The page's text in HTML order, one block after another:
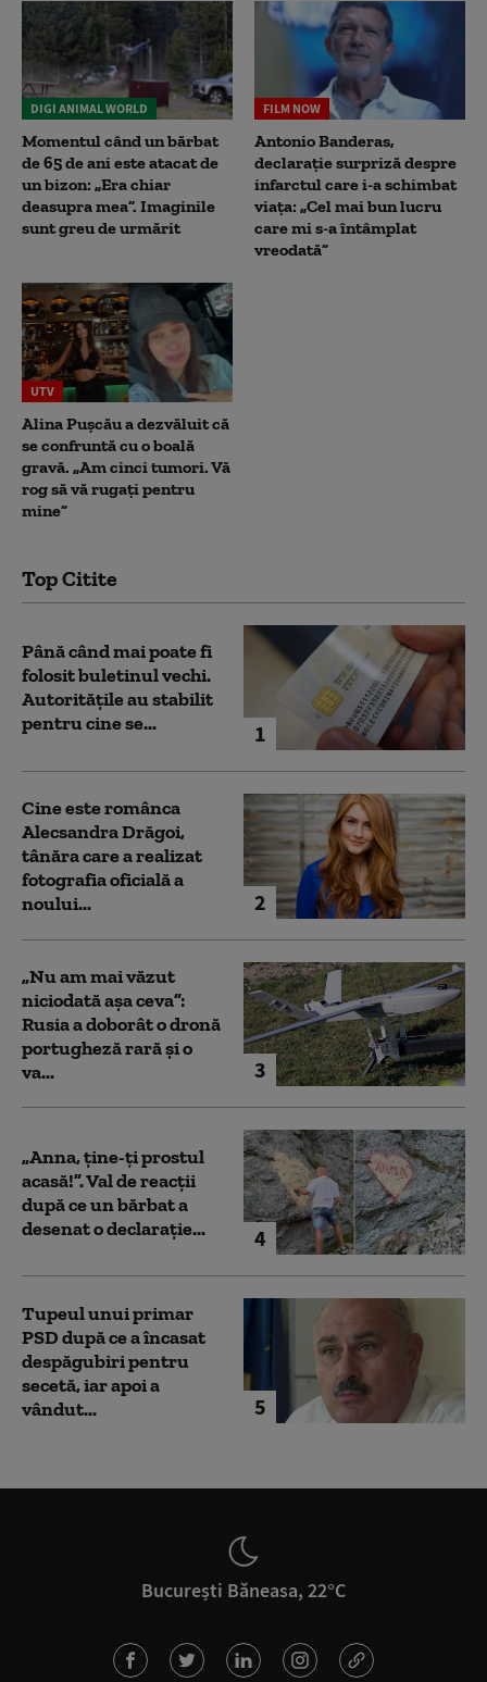
DIGI ANIMAL WORLD
Momentul când un bărbat
de 65 de ani este atacat de
un bizon: „Era chiar
deasupra mea”. Imaginile
sunt greu de urmărit
FILM NOW
Antonio Banderas,
declarație surpriză despre
infarctul care i-a schimbat
viața: „Cel mai bun lucru
care mi s-a întâmplat
vreodată”
UTV
Alina Pușcău a dezvăluit că
se confruntă cu o boală
gravă. „Am cinci tumori. Vă
rog să vă rugați pentru
mine”
Top Citite
1
Până când mai poate fi
folosit buletinul vechi.
Autoritățile au stabilit
pentru cine se...
2
Cine este românca
Alecsandra Drăgoi,
tânăra care a realizat
fotografia oficială a
noului...
3
„Nu am mai văzut
niciodată așa ceva”:
Rusia a doborât o dronă
portugheză rară și o
va...
4
„Anna, ţine-ţi prostul
acasă!”. Val de reacții
după ce un bărbat a
desenat o declarație...
5
Tupeul unui primar
PSD după ce a încasat
despăgubiri pentru
secetă, iar apoi a
vândut...
București Băneasa, 22°C